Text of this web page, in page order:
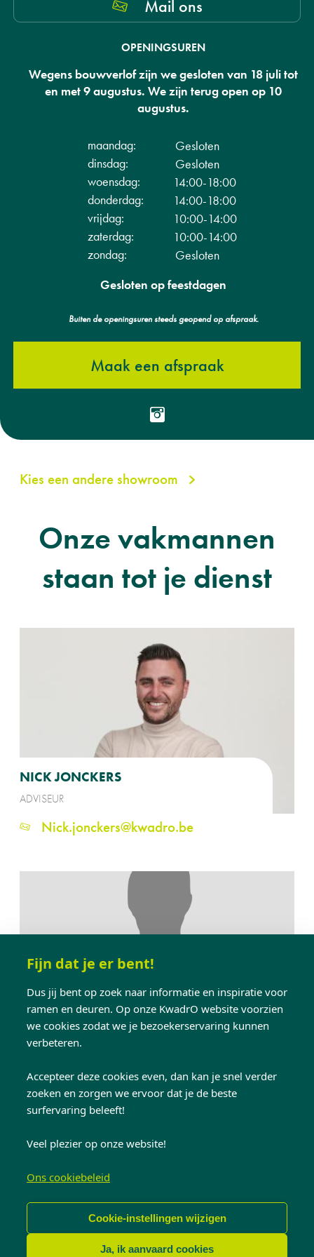
Fijn dat je er bent!
Dus jij bent op zoek naar informatie en inspiratie voor
ramen en deuren. Op onze KwadrO website voorzien
we cookies zodat we je bezoekerservaring kunnen
verbeteren.
Accepteer deze cookies even, dan kan je snel verder
zoeken en zorgen we ervoor dat je de beste
surfervaring beleeft!
Veel plezier op onze website!
Ons cookiebeleid
Cookie-instellingen wijzigen
Ja, ik aanvaard cookies
Mail ons
OPENINGSUREN
Wegens bouwverlof zijn we gesloten van 18 juli tot
en met 9 augustus. We zijn terug open op 10
augustus.
maandag:
Gesloten
dinsdag:
Gesloten
woensdag:
14:00-18:00
donderdag:
14:00-18:00
vrijdag:
10:00-14:00
zaterdag:
10:00-14:00
zondag:
Gesloten
Gesloten op feestdagen
Buiten de openingsuren steeds geopend op afspraak.
Maak een afspraak
Kies een andere showroom
Onze vakmannen
staan tot je dienst
NICK JONCKERS
ADVISEUR
Nick.jonckers@kwadro.be
MITCHELL TAVERNIERS
ADVISEUR
taverniers.mitchell@kwadro.be
SIGRID MISSOTTEN
ZAAKVOERDER